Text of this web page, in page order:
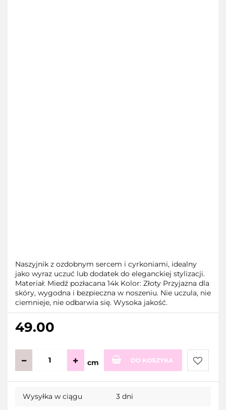
Naszyjnik z ozdobnym sercem i cyrkoniami, idealny
jako wyraz uczuć lub dodatek do eleganckiej stylizacji.
Materiał: Miedź pozłacana 14k Kolor: Złoty Przyjazna dla
skóry, wygodna i bezpieczna w noszeniu. Nie uczula, nie
ciemnieje, nie odbarwia się. Wysoka jakość.
49.00
cm DO KOSZYKA
Do
Wysyłka w ciągu 3 dni